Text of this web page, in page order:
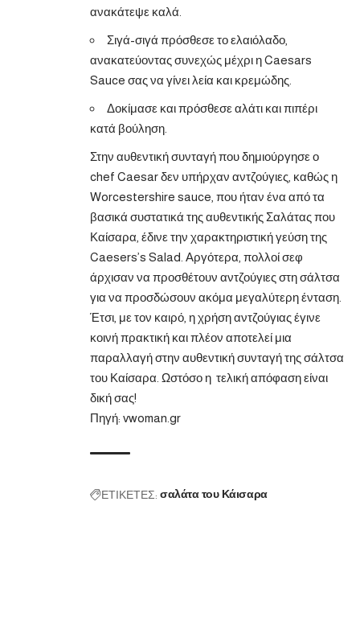
ανακάτεψε καλά.
Σιγά-σιγά πρόσθεσε το ελαιόλαδο,
ανακατεύοντας συνεχώς μέχρι η Caesars
Sauce σας να γίνει λεία και κρεμώδης.
Δοκίμασε και πρόσθεσε αλάτι και πιπέρι
κατά βούληση.
Στην αυθεντική συνταγή που δημιούργησε ο
chef Caesar δεν υπήρχαν αντζούγιες, καθώς η
Worcestershire sauce, που ήταν ένα από τα
βασικά συστατικά της αυθεντικής Σαλάτας που
Καίσαρα, έδινε την χαρακτηριστική γεύση της
Caesers’s Salad. Αργότερα, πολλοί σεφ
άρχισαν να προσθέτουν αντζούγιες στη σάλτσα
για να προσδώσουν ακόμα μεγαλύτερη ένταση.
Έτσι, με τον καιρό, η χρήση αντζούγιας έγινε
κοινή πρακτική και πλέον αποτελεί μια
παραλλαγή στην αυθεντική συνταγή της σάλτσα
του Καίσαρα. Ωστόσο η τελική απόφαση είναι
δική σας!
Πηγή: vwoman.gr
ΕΤΙΚΕΤΕΣ: σαλάτα του Κάισαρα